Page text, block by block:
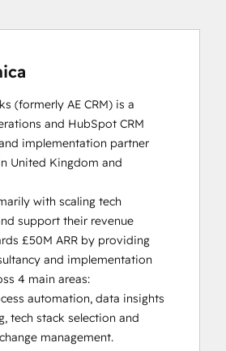
Software
(formerly AE CRM) is a
and HubSpot CRM
implementation partner
United Kingdom and
with scaling tech
support their revenue
£50M ARR by providing
and implementation
4 main areas:
automation, data insights
tech stack selection and
management.